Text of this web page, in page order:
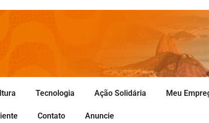
Tecnologia Ação Solidária Meu
Contato Anuncie